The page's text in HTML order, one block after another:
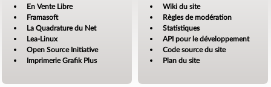
En Vente Libre
Framasoft
La Quadrature du Net
Lea-Linux
Open Source Initiative
Imprimerie Grafik Plus
Wiki du site
Règles de modération
Statistiques
API pour le développement
Code source du site
Plan du site